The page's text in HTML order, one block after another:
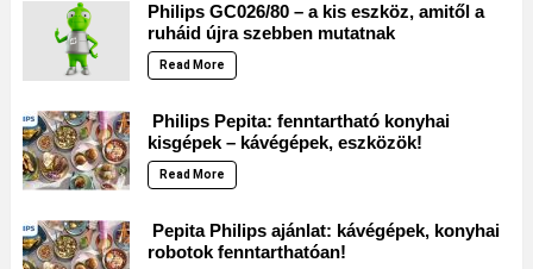
Philips GC026/80 – a kis eszköz, amitől a
ruháid újra szebben mutatnak
Read More
Philips Pepita: fenntartható konyhai
kisgépek – kávégépek, eszközök!
Read More
Pepita Philips ajánlat: kávégépek, konyhai
robotok fenntarthatóan!